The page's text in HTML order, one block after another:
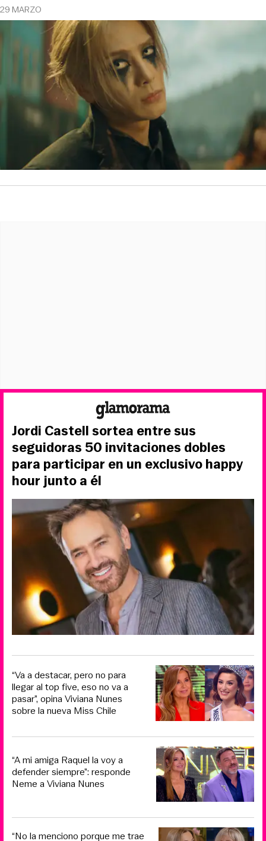
29 MARZO
Jordi Castell sortea entre sus
seguidoras 50 invitaciones dobles
para participar en un exclusivo happy
hour junto a él
“Va a destacar, pero no para
llegar al top five, eso no va a
pasar”, opina Viviana Nunes
sobre la nueva Miss Chile
“A mi amiga Raquel la voy a
defender siempre”: responde
Neme a Viviana Nunes
“No la menciono porque me trae